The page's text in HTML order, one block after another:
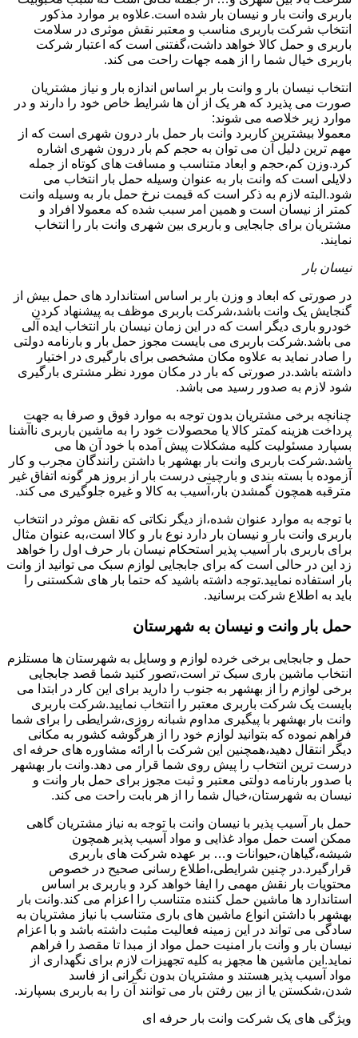
باربری وانت بار و نیسان بار شده است.علاوه بر موارد مذکور
انتخاب شرکت باربری مناسب و معتبر نقش موثری در سلامت
باربری و حمل کالا خواهد داشت،گفتنی است که اعتبار شرکت
باربری خیال شما را از همه جهات راحت می کند.
انتخاب نیسان بار و وانت بار بر اساس اندازه بار و نیاز مشتریان
صورت می پذیرد که هر یک از آن ها شرایط خاص خود را دارند و در
موارد زیر خلاصه می شوند:
معمولا بیشترین کاربرد وانت بار حمل بار درون شهری است که از
مهم ترین دلیل آن می توان به حجم کم بار درون شهری اشاره
کرد.وزن کم،حجم و ابعاد متناسب و مسافت های کوتاه از جمله
دلایلی است که وانت بار به عنوان وسیله حمل بار انتخاب می
شود.البته لازم به ذکر است که قیمت نرخ حمل بار به وسیله وانت
کمتر از نیسان است و همین امر سبب شده که معمولا افراد و
مشتریان برای جابجایی و باربری بین شهری وانت بار را انتخاب
نمایند.
نیسان بار
در صورتی که ابعاد و وزن بار بر اساس استاندارد های حمل بیش از
گنجایش یک وانت باشد،شرکت باربری موظف به پیشنهاد کردن
خودرو باری دیگر است که در این زمان نیسان بار انتخاب ایده آلی
می باشد.شرکت باربری می بایست مجوز حمل بار و بارنامه دولتی
را صادر نماید به علاوه مکان مشخصی برای بارگیری در اختیار
داشته باشد.در صورتی که بار در مکان مورد نظر مشتری بارگیری
شود لازم به صدور رسید می باشد.
چنانچه برخی مشتریان بدون توجه به موارد فوق و صرفا به جهت
پرداخت هزینه کمتر کالا یا محصولات خود را به ماشین باربری ناآشنا
بسپارد مسئولیت کلیه مشکلات پیش آمده با خود آن ها می
باشد.شرکت باربری وانت بار بهشهر با داشتن رانندگان مجرب و کار
آزموده با بسته بندی و بارچینی درست بار از بروز هر گونه اتفاق غیر
مترقبه همچون گمشدن بار،آسیب به کالا و غیره جلوگیری می کند.
با توجه به موارد عنوان شده،از دیگر نکاتی که نقش موثر در انتخاب
باربری وانت بار و نیسان بار دارد نوع بار و کالا است،به عنوان مثال
برای باربری بار آسیب پذیر استحکام نیسان بار حرف اول را خواهد
زد این در حالی است که برای جابجایی لوازم سبک می توانید از وانت
بار استفاده نمایید.توجه داشته باشید که حتما بار های شکستنی را
باید به اطلاع شرکت برسانید.
حمل بار وانت و نیسان به شهرستان
حمل و جابجایی برخی خرده لوازم و وسایل به شهرستان ها مستلزم
انتخاب ماشین باری سبک تر است،تصور کنید شما قصد جابجایی
برخی لوازم را از بهشهر به جنوب را دارید برای این کار در ابتدا می
بایست یک شرکت باربری معتبر را انتخاب نمایید.شرکت باربری
وانت بار بهشهر با پیگیری مداوم شبانه روزی،شرایطی را برای شما
فراهم نموده که بتوانید لوازم خود را از هرگوشه کشور به مکانی
دیگر انتقال دهید،همچنین این شرکت با ارائه مشاوره های حرفه ای
درست ترین انتخاب را پیش روی شما قرار می دهد.وانت بار بهشهر
با صدور بارنامه دولتی معتبر و ثبت مجوز برای حمل بار وانت و
نیسان به شهرستان،خیال شما را از هر بابت راحت می کند.
حمل بار آسیب پذیر با نیسان وانت با توجه به نیاز مشتریان گاهی
ممکن است حمل مواد غذایی و مواد آسیب پذیر همچون
شیشه،گیاهان،حیوانات و… بر عهده شرکت های باربری
قرارگیرد.در چنین شرایطی،اطلاع رسانی صحیح در خصوص
محتویات بار نقش مهمی را ایفا خواهد کرد و باربری بر اساس
استاندارد ها ماشین حمل کننده متناسب را اعزام می کند.وانت بار
بهشهر با داشتن انواع ماشین های باری متناسب با نیاز مشتریان به
سادگی می تواند در این زمینه فعالیت مثبت داشته باشد و با اعزام
نیسان بار و وانت بار امنیت حمل مواد از مبدا تا مقصد را فراهم
نماید.این ماشین ها مجهز به کلیه تجهیزات لازم برای نگهداری از
مواد آسیب پذیر هستند و مشتریان بدون نگرانی از فاسد
شدن،شکستن یا از بین رفتن بار می توانند آن را به باربری بسپارند.
ویژگی های یک شرکت وانت بار حرفه ای